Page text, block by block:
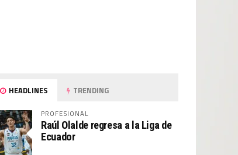
HEADLINES TRENDING
PROFESIONAL
Raúl Olalde regresa a la Liga de
Ecuador